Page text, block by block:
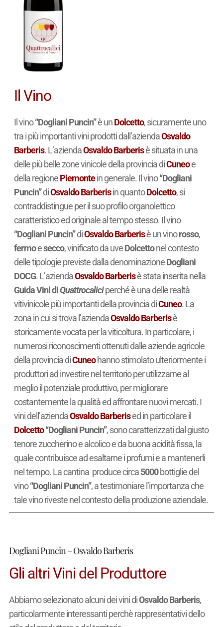
Il Vino
Il vino“Dogliani Puncin”è unDolcetto, sicuramente uno
tra i più importanti vini prodotti dall’aziendaOsvaldo
Barberis. L’aziendaOsvaldo Barberisè situata in una
delle più belle zone vinicole della provincia diCuneoe
della regionePiemontein generale. Il vino“Dogliani
Puncin”diOsvaldo Barberisin quantoDolcetto, si
contraddistingue per il suo profilo organolettico
caratteristico ed originale al tempo stesso. Il vino
“Dogliani Puncin”diOsvaldo Barberisè un vinorosso,
fermoesecco, vinificato da uveDolcettonel contesto
delle tipologie previste dalla denominazioneDogliani
DOCG. L’aziendaOsvaldo Barberisè stata inserita nella
Guida Vini diQuattrocaliciperché è una delle realtà
vitivinicole più importanti della provincia diCuneo. La
zona in cui si trova l’aziendaOsvaldo Barberisè
storicamente vocata per la viticoltura. In particolare, i
numerosi riconoscimenti ottenuti dalle aziende agricole
della provincia diCuneohanno stimolato ulteriormente i
produttori ad investire nel territorio per utilizzarne al
meglio il potenziale produttivo, per migliorare
costantemente la qualità ed affrontare nuovi mercati. I
vini dell’aziendaOsvaldo Barberised in particolare il
Dolcetto“Dogliani Puncin”, sono caratterizzati dal giusto
tenore zuccherino e alcolico e da buona acidità fissa, la
quale contribuisce ad esaltarne i profumi e a mantenerli
nel tempo. La cantina produce circa5000bottiglie del
vino“Dogliani Puncin”, a testimoniare l’importanza che
tale vino riveste nel contesto della produzione aziendale.
Dogliani Puncin – Osvaldo Barberis
Gli altri Vini del Produttore
Abbiamo selezionato alcuni dei vini diOsvaldo Barberis,
particolarmente interessanti perchè rappresentativi dello